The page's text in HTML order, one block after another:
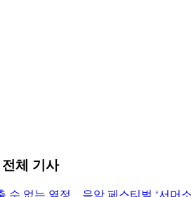
체 기사
수 없는 열정…음악 페스티벌 ‘서머